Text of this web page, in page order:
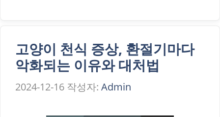
고양이 천식 증상, 환절기마다
악화되는 이유와 대처법
2024-12-16 작성자: Admin